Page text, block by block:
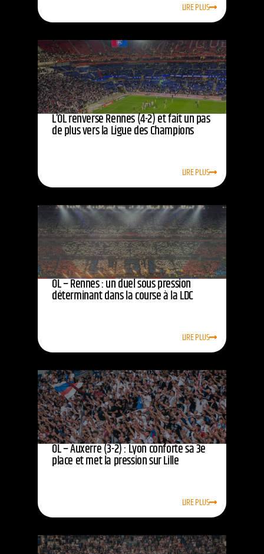
LIRE PLUS
L’OL renverse Rennes (4-2) et fait un pas
de plus vers la Ligue des Champions
LIRE PLUS
OL – Rennes : un duel sous pression
déterminant dans la course à la LDC
LIRE PLUS
OL – Auxerre (3-2) : Lyon conforte sa 3e
place et met la pression sur Lille
LIRE PLUS